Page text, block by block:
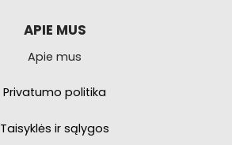
APIE MUS
Apie mus
Privatumo politika
Taisyklės ir sąlygos